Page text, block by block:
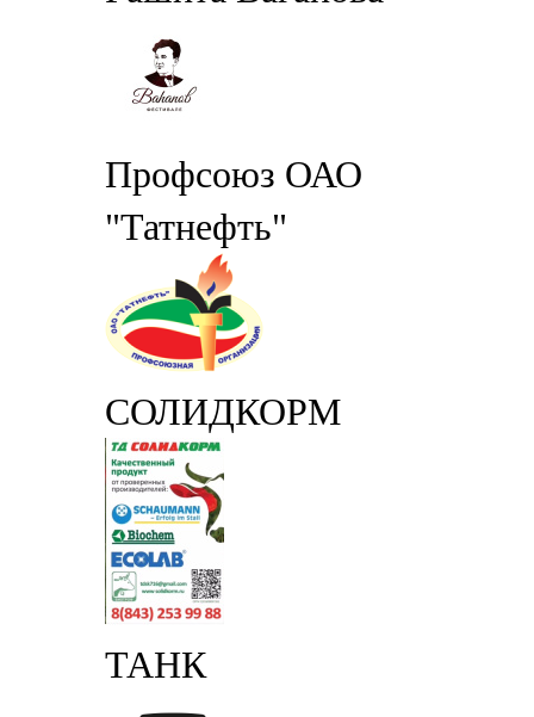
Профсоюз ОАО
"Татнефть"
СОЛИДКОРМ
ТАНК